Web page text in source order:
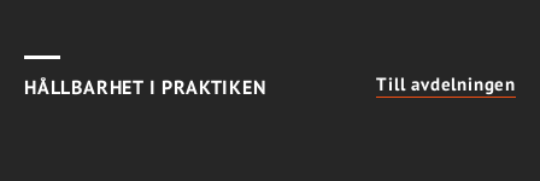
HÅLLBARHET I PRAKTIKEN Till avdelningen